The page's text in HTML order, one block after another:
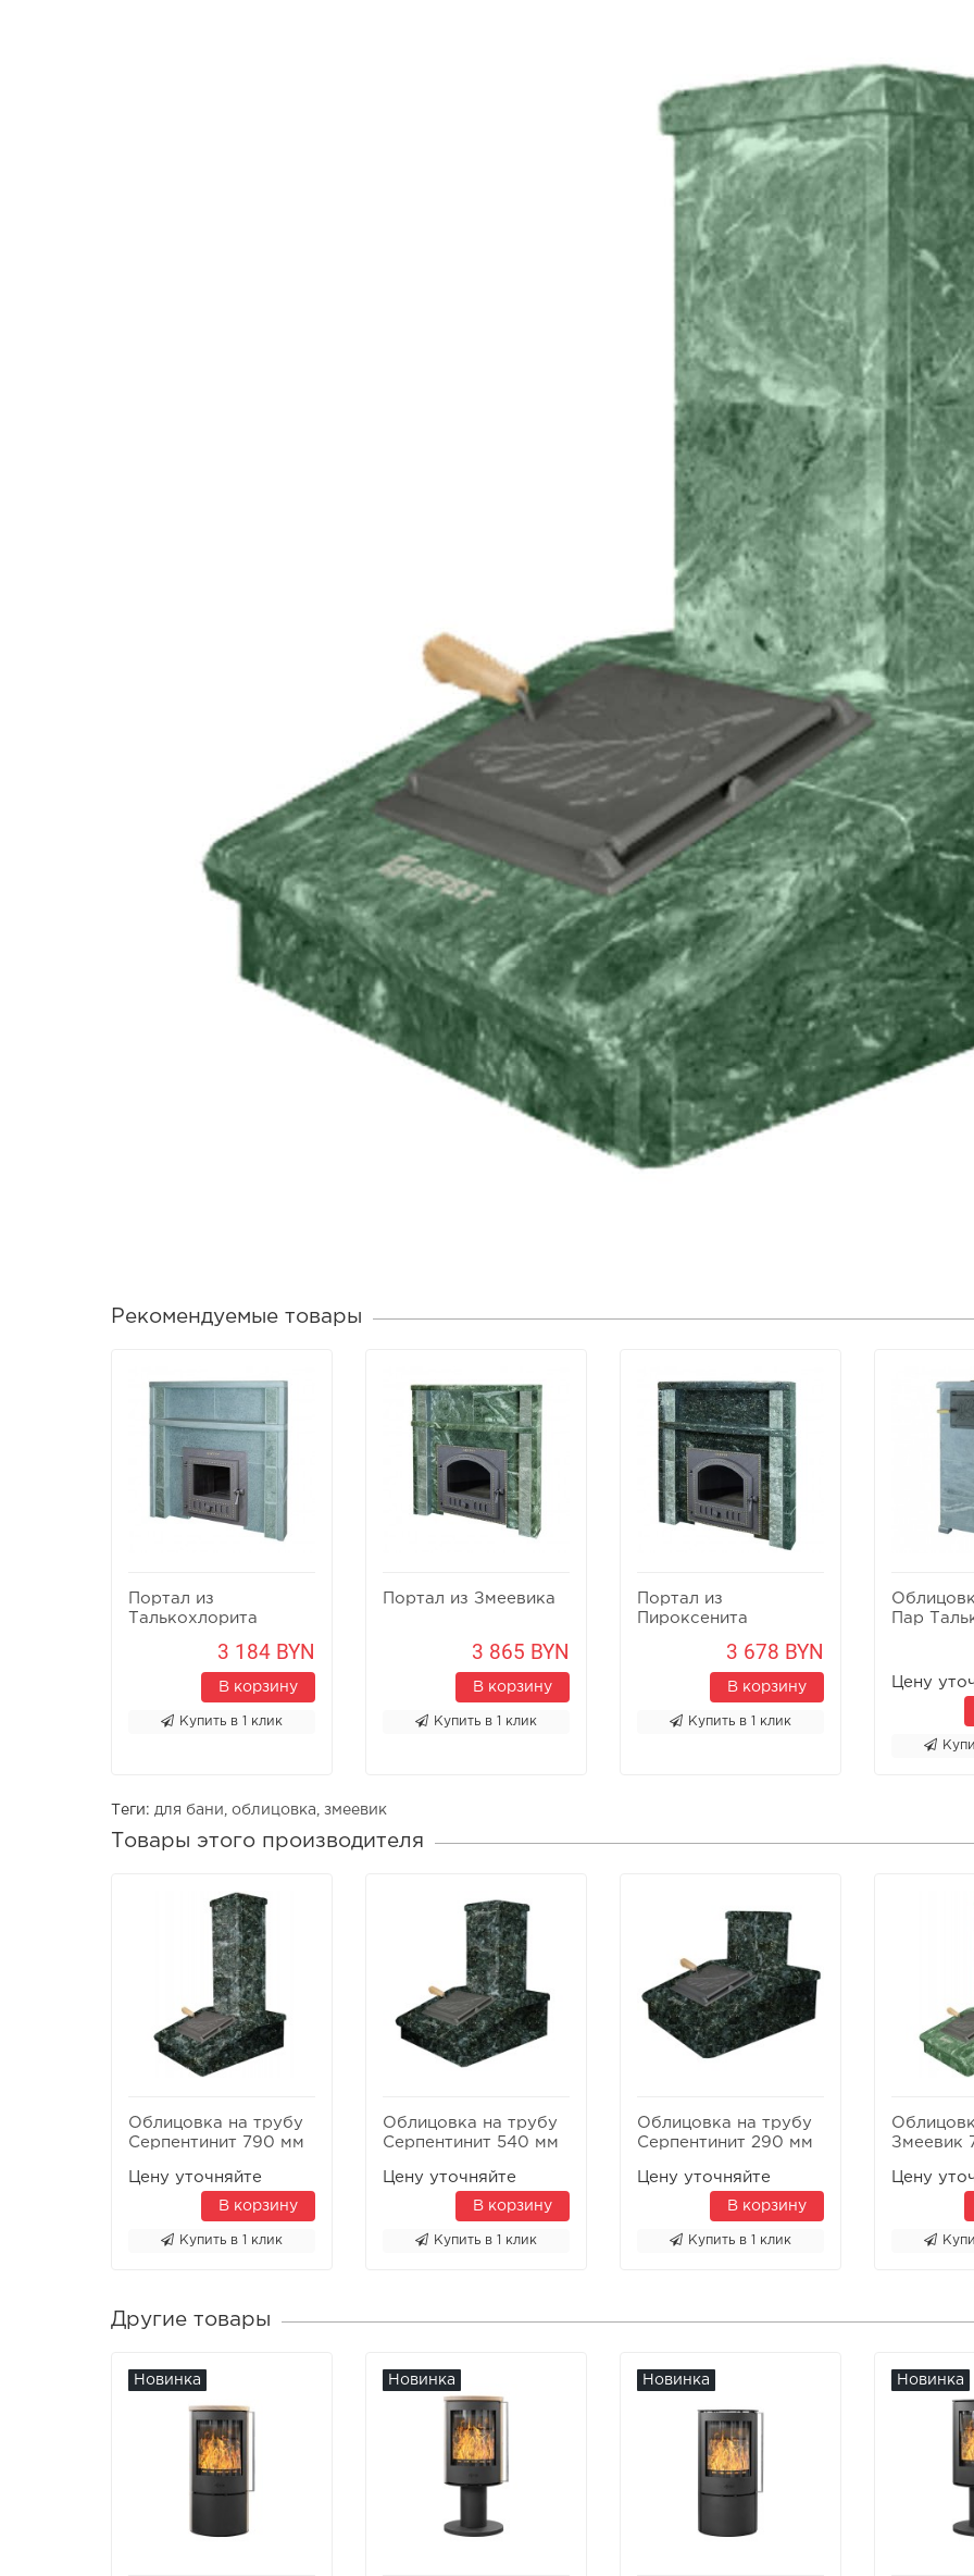
Рекомендуемые товары
Портал из
Талькохлорита
3 184 BYN
В корзину
Купить в 1 клик
Портал из Змеевика
3 865 BYN
В корзину
Купить в 1 клик
Портал из
Пироксенита
3 678 BYN
В корзину
Купить в 1 клик
Пар
Цену
Теги: для бани облицовка змеевик
Товары этого производителя
Облицовка на трубу
Серпентинит 790 мм
Цену уточняйте
В корзину
Купить в 1 клик
Облицовка на трубу
Серпентинит 540 мм
Цену уточняйте
В корзину
Купить в 1 клик
Облицовка на трубу
Серпентинит 290 мм
Цену уточняйте
В корзину
Купить в 1 клик
Змеевик
Цену
Другие товары
Новинка Новинка Новинка Новинка